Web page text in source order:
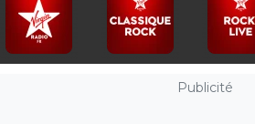
Publicité